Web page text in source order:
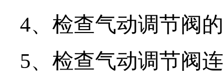
4、检查气动调节阀
5、检查气动调节阀